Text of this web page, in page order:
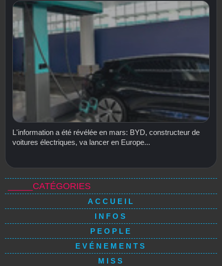
L'information a été révélée en mars: BYD, constructeur de
voitures électriques, va lancer en Europe...
_____CATÉGORIES
ACCUEIL
INFOS
PEOPLE
EVÉNEMENTS
MISS